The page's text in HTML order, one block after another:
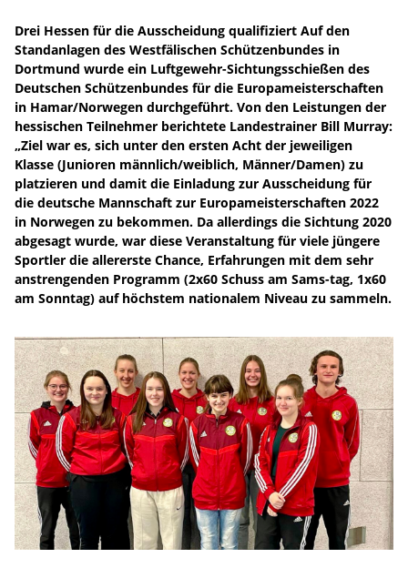
Drei Hessen für die Ausscheidung qualifiziert Auf den
Standanlagen des Westfälischen Schützenbundes in
Dortmund wurde ein Luftgewehr-Sichtungsschießen des
Deutschen Schützenbundes für die Europameisterschaften
in Hamar/Norwegen durchgeführt. Von den Leistungen der
hessischen Teilnehmer berichtete Landestrainer Bill Murray:
„Ziel war es, sich unter den ersten Acht der jeweiligen
Klasse (Junioren männlich/weiblich, Männer/Damen) zu
platzieren und damit die Einladung zur Ausscheidung für
die deutsche Mannschaft zur Europameisterschaften 2022
in Norwegen zu bekommen. Da allerdings die Sichtung 2020
abgesagt wurde, war diese Veranstaltung für viele jüngere
Sportler die allererste Chance, Erfahrungen mit dem sehr
anstrengenden Programm (2x60 Schuss am Sams-tag, 1x60
am Sonntag) auf höchstem nationalem Niveau zu sammeln.